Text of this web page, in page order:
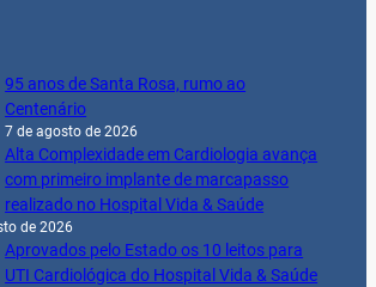
95 anos de Santa Rosa, rumo ao
Centenário
7 de agosto de 2026
Alta Complexidade em Cardiologia avança
com primeiro implante de marcapasso
realizado no Hospital Vida & Saúde
de 2026
Aprovados pelo Estado os 10 leitos para
UTI Cardiológica do Hospital Vida & Saúde